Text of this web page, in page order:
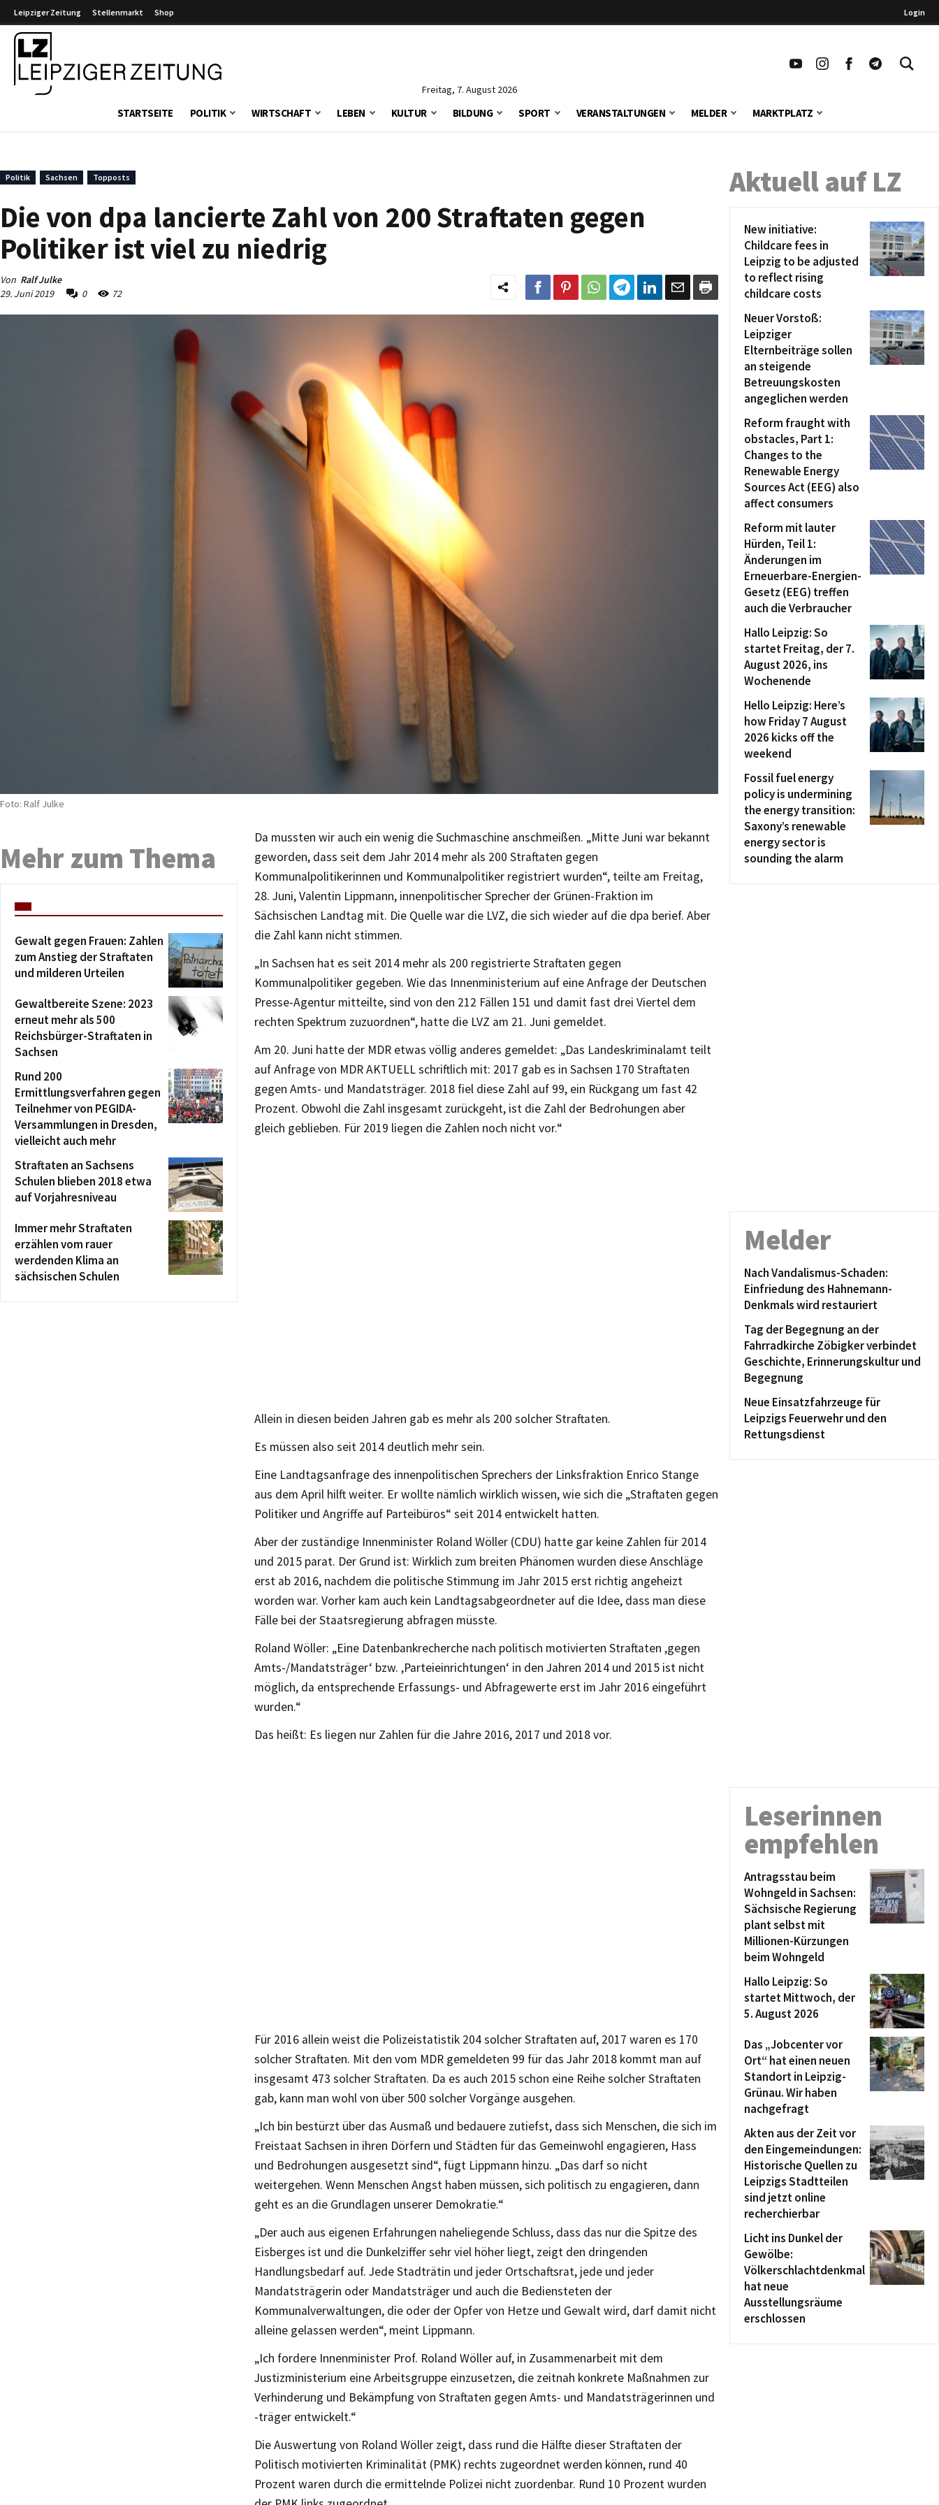
Leipziger Zeitung Stellenmarkt Shop Login
Freitag, 7. August 2026
STARTSEITE POLITIK WIRTSCHAFT LEBEN KULTUR BILDUNG SPORT VERANSTALTUNGEN MELDER MARKTPLATZ
Politik Sachsen Topposts
Die von dpa lancierte Zahl von 200 Straftaten gegen
Politiker ist viel zu niedrig
Von Ralf Julke
29. Juni 2019
0 72
Foto: Ralf Julke
Da mussten wir auch ein wenig die Suchmaschine anschmeißen. „Mitte Juni war bekannt
geworden, dass seit dem Jahr 2014 mehr als 200 Straftaten gegen
Kommunalpolitikerinnen und Kommunalpolitiker registriert wurden“, teilte am Freitag,
28. Juni, Valentin Lippmann, innenpolitischer Sprecher der Grünen-Fraktion im
Sächsischen Landtag mit. Die Quelle war die LVZ, die sich wieder auf die dpa berief. Aber
die Zahl kann nicht stimmen.
„In Sachsen hat es seit 2014 mehr als 200 registrierte Straftaten gegen
Kommunalpolitiker gegeben. Wie das Innenministerium auf eine Anfrage der Deutschen
Presse-Agentur mitteilte, sind von den 212 Fällen 151 und damit fast drei Viertel dem
rechten Spektrum zuzuordnen“, hatte die LVZ am 21. Juni gemeldet.
Am 20. Juni hatte der MDR etwas völlig anderes gemeldet: „Das Landeskriminalamt teilt
auf Anfrage von MDR AKTUELL schriftlich mit: 2017 gab es in Sachsen 170 Straftaten
gegen Amts- und Mandatsträger. 2018 fiel diese Zahl auf 99, ein Rückgang um fast 42
Prozent. Obwohl die Zahl insgesamt zurückgeht, ist die Zahl der Bedrohungen aber
gleich geblieben. Für 2019 liegen die Zahlen noch nicht vor.“
Allein in diesen beiden Jahren gab es mehr als 200 solcher Straftaten.
Es müssen also seit 2014 deutlich mehr sein.
Eine Landtagsanfrage des innenpolitischen Sprechers der Linksfraktion Enrico Stange
aus dem April hilft weiter. Er wollte nämlich wirklich wissen, wie sich die „Straftaten gegen
Politiker und Angriffe auf Parteibüros“ seit 2014 entwickelt hatten.
Aber der zuständige Innenminister Roland Wöller (CDU) hatte gar keine Zahlen für 2014
und 2015 parat. Der Grund ist: Wirklich zum breiten Phänomen wurden diese Anschläge
erst ab 2016, nachdem die politische Stimmung im Jahr 2015 erst richtig angeheizt
worden war. Vorher kam auch kein Landtagsabgeordneter auf die Idee, dass man diese
Fälle bei der Staatsregierung abfragen müsste.
Roland Wöller: „Eine Datenbankrecherche nach politisch motivierten Straftaten ,gegen
Amts-/Mandatsträger‘ bzw. ,Parteieinrichtungen‘ in den Jahren 2014 und 2015 ist nicht
möglich, da entsprechende Erfassungs- und Abfragewerte erst im Jahr 2016 eingeführt
wurden.“
Das heißt: Es liegen nur Zahlen für die Jahre 2016, 2017 und 2018 vor.
Für 2016 allein weist die Polizeistatistik 204 solcher Straftaten auf, 2017 waren es 170
solcher Straftaten. Mit den vom MDR gemeldeten 99 für das Jahr 2018 kommt man auf
insgesamt 473 solcher Straftaten. Da es auch 2015 schon eine Reihe solcher Straftaten
gab, kann man wohl von über 500 solcher Vorgänge ausgehen.
„Ich bin bestürzt über das Ausmaß und bedauere zutiefst, dass sich Menschen, die sich im
Freistaat Sachsen in ihren Dörfern und Städten für das Gemeinwohl engagieren, Hass
und Bedrohungen ausgesetzt sind“, fügt Lippmann hinzu. „Das darf so nicht
weitergehen. Wenn Menschen Angst haben müssen, sich politisch zu engagieren, dann
geht es an die Grundlagen unserer Demokratie.“
„Der auch aus eigenen Erfahrungen naheliegende Schluss, dass das nur die Spitze des
Eisberges ist und die Dunkelziffer sehr viel höher liegt, zeigt den dringenden
Handlungsbedarf auf. Jede Stadträtin und jeder Ortschaftsrat, jede und jeder
Mandatsträgerin oder Mandatsträger und auch die Bediensteten der
Kommunalverwaltungen, die oder der Opfer von Hetze und Gewalt wird, darf damit nicht
alleine gelassen werden“, meint Lippmann.
„Ich fordere Innenminister Prof. Roland Wöller auf, in Zusammenarbeit mit dem
Justizministerium eine Arbeitsgruppe einzusetzen, die zeitnah konkrete Maßnahmen zur
Verhinderung und Bekämpfung von Straftaten gegen Amts- und Mandatsträgerinnen und
-träger entwickelt.“
Die Auswertung von Roland Wöller zeigt, dass rund die Hälfte dieser Straftaten der
Politisch motivierten Kriminalität (PMK) rechts zugeordnet werden können, rund 40
Prozent waren durch die ermittelnde Polizei nicht zuordenbar. Rund 10 Prozent wurden
Mehr zum Thema
Gewalt gegen Frauen: Zahlen
zum Anstieg der Straftaten
und milderen Urteilen
Gewaltbereite Szene: 2023
erneut mehr als 500
Reichsbürger-Straftaten in
Sachsen
Rund 200
Ermittlungsverfahren gegen
Teilnehmer von PEGIDA-
Versammlungen in Dresden,
vielleicht auch mehr
Straftaten an Sachsens
Schulen blieben 2018 etwa
auf Vorjahresniveau
Immer mehr Straftaten
erzählen vom rauer
werdenden Klima an
sächsischen Schulen
Aktuell auf LZ
New initiative:
Childcare fees in
Leipzig to be adjusted
to reflect rising
childcare costs
Neuer Vorstoß:
Leipziger
Elternbeiträge sollen
an steigende
Betreuungskosten
angeglichen werden
Reform fraught with
obstacles, Part 1:
Changes to the
Renewable Energy
Sources Act (EEG) also
affect consumers
Reform mit lauter
Hürden, Teil 1:
Änderungen im
Erneuerbare-Energien-
Gesetz (EEG) treffen
auch die Verbraucher
Hallo Leipzig: So
startet Freitag, der 7.
August 2026, ins
Wochenende
Hello Leipzig: Here’s
how Friday 7 August
2026 kicks off the
weekend
Fossil fuel energy
policy is undermining
the energy transition:
Saxony’s renewable
energy sector is
sounding the alarm
Melder
Nach Vandalismus-Schaden:
Einfriedung des Hahnemann-
Denkmals wird restauriert
Tag der Begegnung an der
Fahrradkirche Zöbigker verbindet
Geschichte, Erinnerungskultur und
Begegnung
Neue Einsatzfahrzeuge für
Leipzigs Feuerwehr und den
Rettungsdienst
Leserinnen
empfehlen
Antragsstau beim
Wohngeld in Sachsen:
Sächsische Regierung
plant selbst mit
Millionen-Kürzungen
beim Wohngeld
Hallo Leipzig: So
startet Mittwoch, der
5. August 2026
Das „Jobcenter vor
Ort“ hat einen neuen
Standort in Leipzig-
Grünau. Wir haben
nachgefragt
Akten aus der Zeit vor
den Eingemeindungen:
Historische Quellen zu
Leipzigs Stadtteilen
sind jetzt online
recherchierbar
Licht ins Dunkel der
Gewölbe:
Völkerschlachtdenkmal
hat neue
Ausstellungsräume
erschlossen